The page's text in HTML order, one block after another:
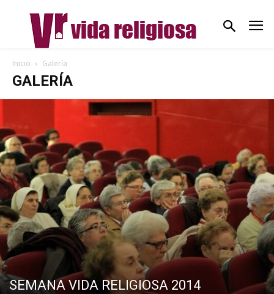
Inicio Galería
GALERÍA
SEMANA VIDA RELIGIOSA 2014